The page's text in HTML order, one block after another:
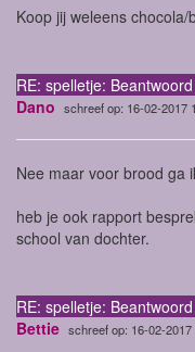
Koop jij weleens
RE: spelletje:
Dano schreef op: 16-02-2017
Nee maar voor brood ga
heb je ook rapport
school van dochter.
RE: spelletje:
Bettie schreef op: 16-02-2017